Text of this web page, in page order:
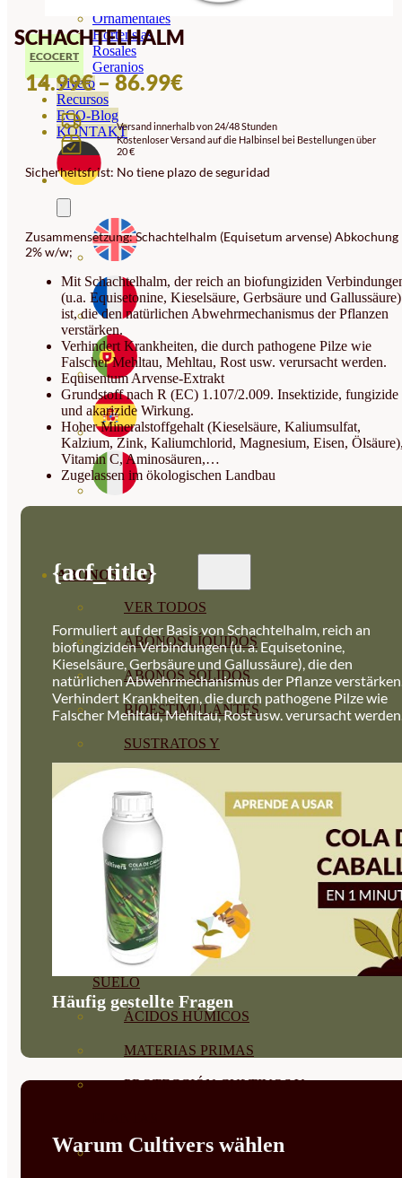
Ornamentales
Hortensias
Rosales
Geranios
Vivero
Recursos
ECO-Blog
KONTAKT
ABONOS ECO
VER TODOS
ABONOS LÍQUIDOS
ABONOS SOLIDOS
BIOESTIMULANTES
SUSTRATOS Y
DECORATIVAS
CORRECTORES DE
CARENCIAS
ENRAIZANTES
MADURACIÓN Y ENGORDE
REGENERADORES DEL
SUELO
ÁCIDOS HÚMICOS
MATERIAS PRIMAS
PROTECCIÓN CULTIVOS Y
PLANTAS INTERIOR
SCHACHTELHALM
ECOCERT
14.99€–86.99€PREISSPANNE:
BIS
Versand innerhalb von 24/48 Stunden
Kostenloser Versand auf die Halbinsel bei Bestellungen über
20 €
Sicherheitsfrist: No tiene plazo de seguridad
Zusammensetzung: Schachtelhalm (Equisetum arvense) Abkochung
2% w/w;
Mit Schachtelhalm, der reich an biofungiziden
(u.a. Equisetonine, Kieselsäure, Gerbsäure und Gallussäure)
ist, die den natürlichen Abwehrmechanismus der Pflanzen
verstärken.
Verhindert Krankheiten, die durch pathogene Pilze wie
Falscher Mehltau, Mehltau, Rost usw. verursacht werden.
Equisentum Arvense-Extrakt
Grundstoff nach R (EC) 1.107/2.009. Insektizide, fungizide
und akarizide Wirkung.
Hoher Mineralstoffgehalt (Kieselsäure, Kaliumsulfat,
Kalzium, Zink, Kaliumchlorid, Magnesium, Eisen,
Vitamin C, Aminosäuren,…
Zugelassen im ökologischen Landbau
{acf_title}
Formuliert auf der Basis von Schachtelhalm, reich an
biofungiziden Verbindungen (u. a. Equisetonine,
Kieselsäure, Gerbsäure und Gallussäure), die den
natürlichen Abwehrmechanismus der Pflanze
Verhindert Krankheiten, die durch pathogene Pilze wie
Falscher Mehltau, Mehltau, Rost usw. verursacht
Häufig gestellte Fragen
Warum Cultivers wählen